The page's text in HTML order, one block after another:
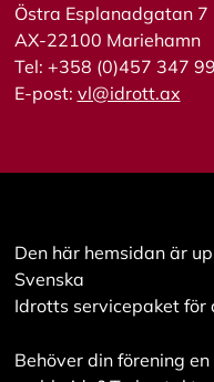
Östra Esplanadgatan 7
AX-22100 Mariehamn
Tel: +358 (0)457 347
E-post: vl@idrott.ax
Den här hemsidan är
Svenska
Idrotts servicepaket
Behöver din förening en